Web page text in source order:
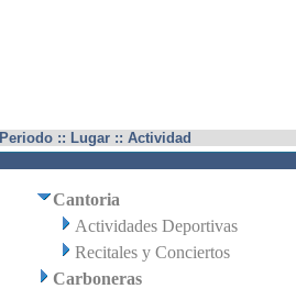
Periodo :: Lugar :: Actividad
Cantoria
Actividades Deportivas
Recitales y Conciertos
Carboneras